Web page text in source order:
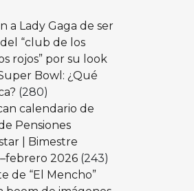
a Lady Gaga de ser
“club de los
rojos” por su look
Bowl: ¿Qué
(280)
calendario de
Pensiones
| Bimestre
2026 (243)
de “El Mencho”